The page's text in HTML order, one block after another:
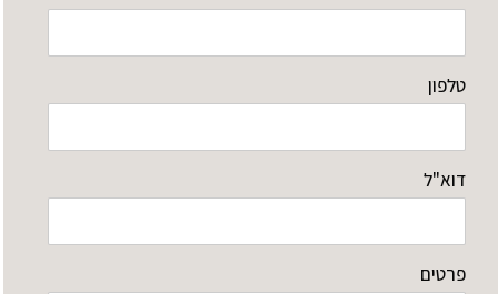
טלפון
דוא"ל
פרטים